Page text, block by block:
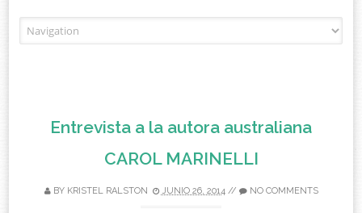
Entrevista a la autora australiana
CAROL MARINELLI
BY KRISTEL RALSTON JUNIO 26, 2014// NO COMMENTS